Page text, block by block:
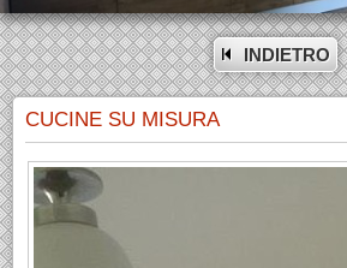
INDIETRO
CUCINE SU MISURA